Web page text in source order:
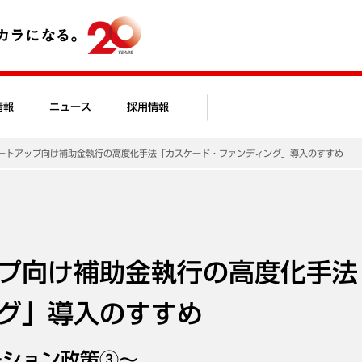
報 ニュース 採用情報
トアップ向け補助金執行の高度化手法「カスケード・ファンディング」導入のすすめ
向け補助金執行の高度化手
」導入のすすめ